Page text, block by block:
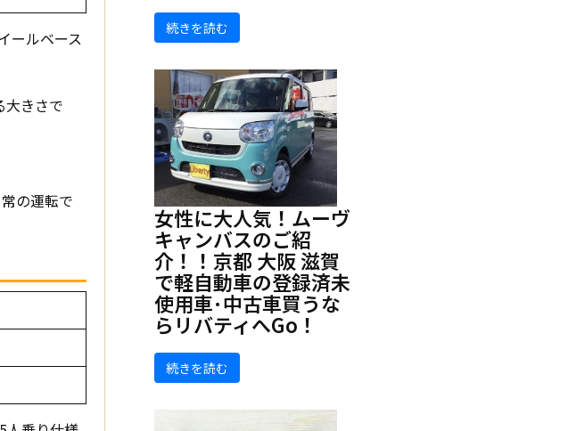
ールベース
大きさで
の運転で
続きを読む
女性に大人気！ムーヴ
キャンバスのご紹
介！！京都 大阪 滋賀
で軽自動車の登録済未
使用車･中古車買うな
らリバティへGo！
続きを読む